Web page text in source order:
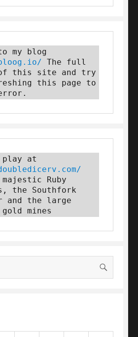
The full
this site and try
this page to
Ruby
the Southfork
and the large
mines